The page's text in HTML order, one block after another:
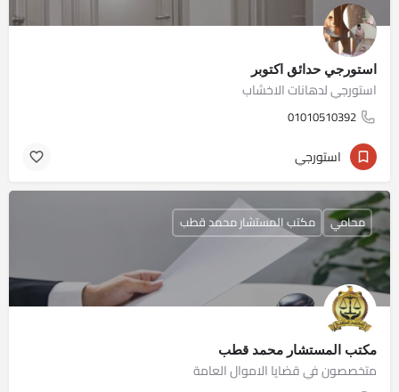
استورجي حدائق اكتوبر
استورجي لدهانات الاخشاب
01010510392
استورجي
مكتب المستشار محمد قطب
متخصصون في قضايا الاموال العامة
محامي مكتب المستشار محمد قطب